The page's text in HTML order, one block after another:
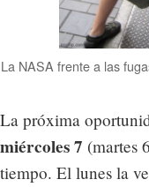
La NASA frente a las
La próxima
miércoles 7 (martes
tiempo. El lunes la